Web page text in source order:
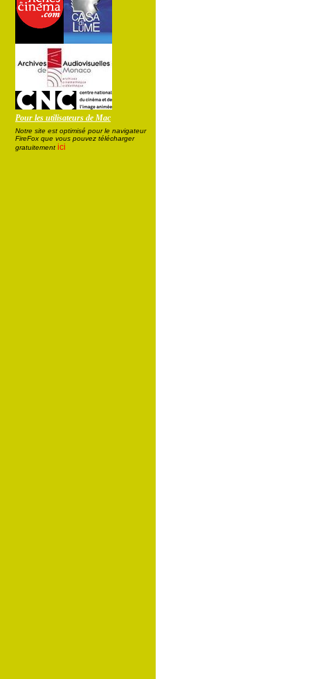
Pour les utilisateurs de Mac
Notre site est optimisé pour le navigateur
FireFox que vous pouvez télécharger
gratuitement ici